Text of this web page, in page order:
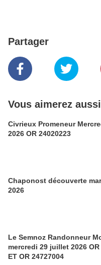
Partager
Vous aimerez aussi
Civrieux Promeneur Mercredi 5 aout
2026 OR 24020223
Chaponost découverte mardi 4 aout
2026
Le Semnoz Randonneur Montagne
mercredi 29 juillet 2026 OR 24537871
ET OR 24727004